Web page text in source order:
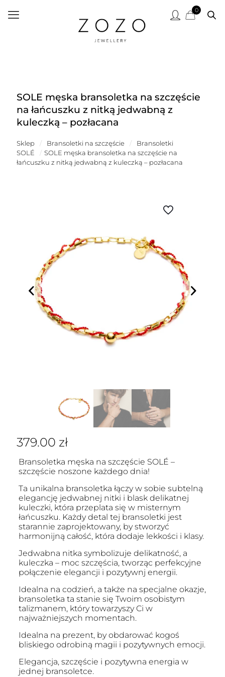
0
SOLE męska bransoletka na szczęście
na łańcuszku z nitką jedwabną z
kuleczką – pozłacana
Sklep / Bransoletki na szczęście /
Bransoletki
SOLÉ
/ SOLE męska bransoletka na szczęście na
łańcuszku z nitką jedwabną z kuleczką – pozłacana
379.00 zł
Bransoletka męska na szczęście SOLÉ –
szczęście noszone każdego dnia!
Ta unikalna bransoletka łączy w sobie subtelną
elegancję jedwabnej nitki i blask delikatnej
kuleczki, która przeplata się w misternym
łańcuszku. Każdy detal tej bransoletki jest
starannie zaprojektowany, by stworzyć
harmonijną całość, która dodaje lekkości i klasy.
Jedwabna nitka symbolizuje delikatność, a
kuleczka – moc szczęścia, tworząc perfekcyjne
połączenie elegancji i pozytywnj energii.
Idealna na codzień, a także na specjalne okazje,
bransoletka ta stanie się Twoim osobistym
talizmanem, który towarzyszy Ci w
najważniejszych momentach.
Idealna na prezent, by obdarować kogoś
bliskiego odrobiną magii i pozytywnych emocji.
Elegancja, szczęście i pozytywna energia w
jednej bransoletce.